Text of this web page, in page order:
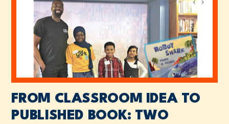
FROM CLASSROOM IDEA TO
PUBLISHED BOOK: TWO